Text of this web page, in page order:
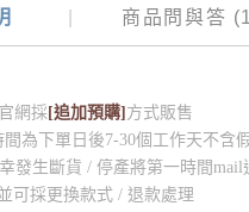
商品問與答
官網採 [追加預購] 方式販售
為下單日後7-30個工作天不含
發生斷貨 / 停產將第一時間mail
可採更換款式 / 退款處理